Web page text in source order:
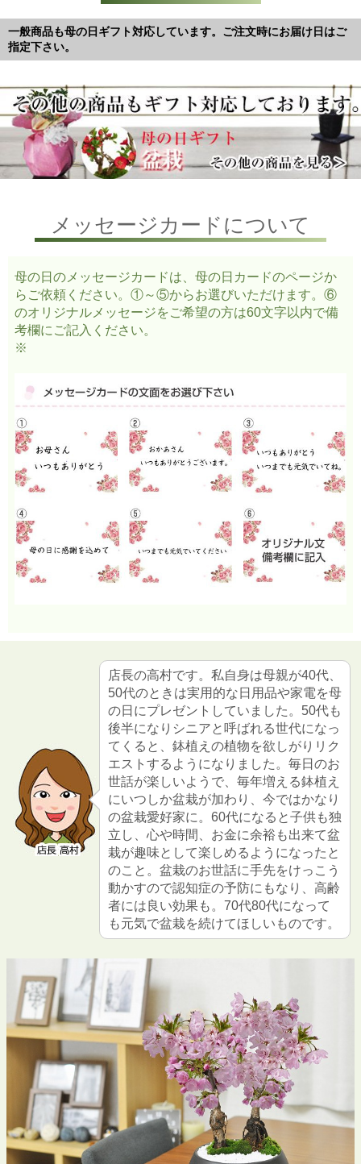
一般商品も母の日ギフト対応しています。ご注文時にお届け日はご
指定下さい。
メッセージカードについて
母の日のメッセージカードは、母の日カードのページか
らご依頼ください。①～⑤からお選びいただけます。⑥
のオリジナルメッセージをご希望の方は60文字以内で備
考欄にご記入ください。
※
店長の高村です。私自身は母親が40代、
50代のときは実用的な日用品や家電を母
の日にプレゼントしていました。50代も
後半になりシニアと呼ばれる世代になっ
てくると、鉢植えの植物を欲しがりリク
エストするようになりました。毎日のお
世話が楽しいようで、毎年増える鉢植え
にいつしか盆栽が加わり、今ではかなり
の盆栽愛好家に。60代になると子供も独
立し、心や時間、お金に余裕も出来て盆
栽が趣味として楽しめるようになったと
のこと。盆栽のお世話に手先をけっこう
動かすので認知症の予防にもなり、高齢
者には良い効果も。70代80代になって
も元気で盆栽を続けてほしいものです。